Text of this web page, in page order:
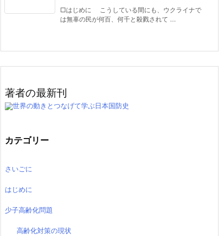
□はじめに こうしている間にも、ウクライナで
は無辜の民が何百、何千と殺戮されて ...
著者の最新刊
世界の動きとつなげて学ぶ日本国防史
カテゴリー
さいごに
はじめに
少子高齢化問題
高齢化対策の現状